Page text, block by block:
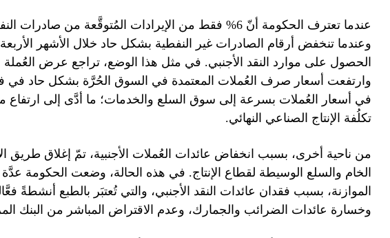
عندما تعترف الحكومة أنّ 6% فقط من الإيرادات المُتوقَّعة
وعندما تنخفض أرقام الصادرات غير النفطية بشكل حاد خلال الأشهر
الحصول على موارد النقد الأجنبي. في مثل هذا الوضع، تراجع عرض
وارتفعت أسعار صرف العُملات المعتمدة في السوق الحُرَّة بشكل حاد في
في أسعار العُملات بسرعة إلى سوق السلع والخدمات؛ ما أدَّى إلى ارتفاع
تكلُفة الإنتاج الصناعي النهائي.
من ناحية أخرى، بسبب انخفاض عائدات العُملات الأجنبية، تمّ إغلاق طريق
الخام والسلع الوسيطة لقطاع الإنتاج. في هذه الحالة، وضعت الحكومة
الموازنة، بسبب فقدان عائدات النقد الأجنبي، والتي تُعتبَر بالطبع أنشطةً
وخسارة عائدات الضرائب والجمارك، وعدم الاقتراض المباشر من البنك